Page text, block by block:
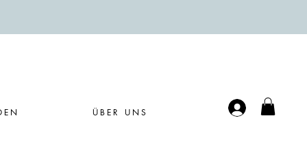
ÜBER UNS Anmelden